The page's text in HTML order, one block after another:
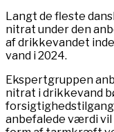
Langt de fleste
nitrat under den
af drikkevandet
vand i 2024.
Ekspertgruppen
nitrat i drikkevand
anbefalede værdi